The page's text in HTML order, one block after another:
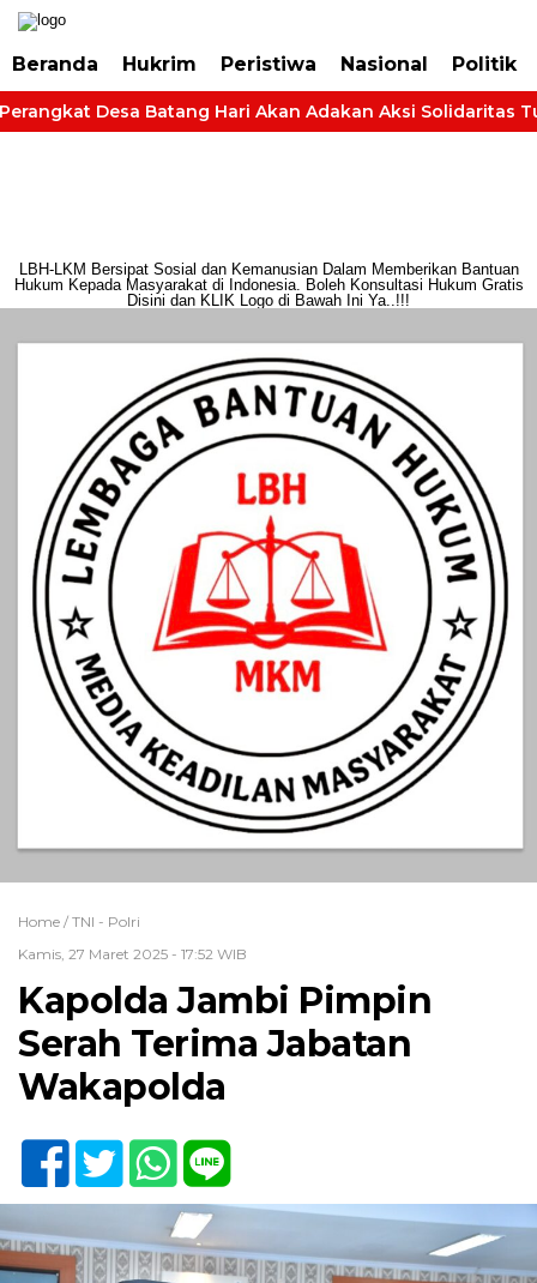
https://dashboard.mgid.com/user/activate/id/685224/code/
Beranda Hukrim Peristiwa Nasional Politik
Desa Batang Hari Akan Adakan Aksi Solidaritas
LBH-LKM Bersipat Sosial dan Kemanusian Dalam Memberikan Bantuan
Hukum Kepada Masyarakat di Indonesia. Boleh Konsultasi Hukum Gratis
Disini dan KLIK Logo di Bawah Ini Ya..!!!
Home / TNI - Polri
Kamis, 27 Maret 2025 - 17:52 WIB
Kapolda Jambi Pimpin
Serah Terima Jabatan
Wakapolda